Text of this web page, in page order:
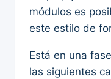
módulos es
este estilo de
Está en una
las siguientes